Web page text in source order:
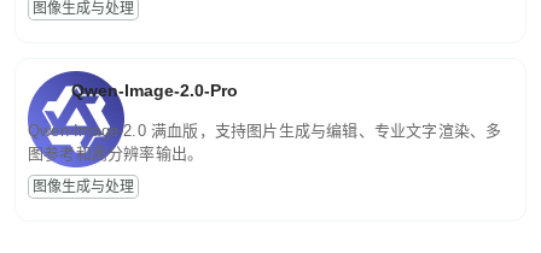
图像生成与处理
Qwen-Image-2.0-Pro
Qwen-Image-2.0 满血版，支持图片生成与编辑、专业文字渲染、多
图参考和高分辨率输出。
图像生成与处理